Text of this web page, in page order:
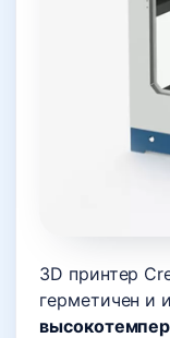
3D принтер
герметичен и